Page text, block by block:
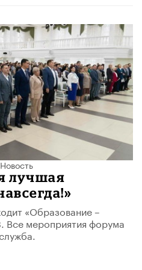
Новость
лучшая
«Образование –
Все мероприятия форума